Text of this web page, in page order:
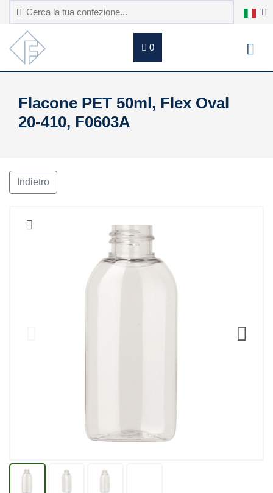
0
Flacone PET 50ml, Flex Oval
20-410, F0603A
Indietro